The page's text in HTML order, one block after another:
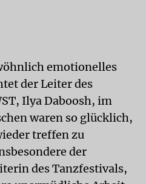
emotionelles
der Leiter des
Ilya Daboosh, im
waren so glücklich,
treffen zu
der
des Tanzfestivals,